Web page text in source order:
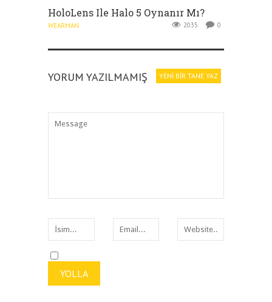
HoloLens Ile Halo 5 Oynanır Mı?
WEARMAN 2035 0
YORUM YAZILMAMIŞ YENI BIR TANE YAZ